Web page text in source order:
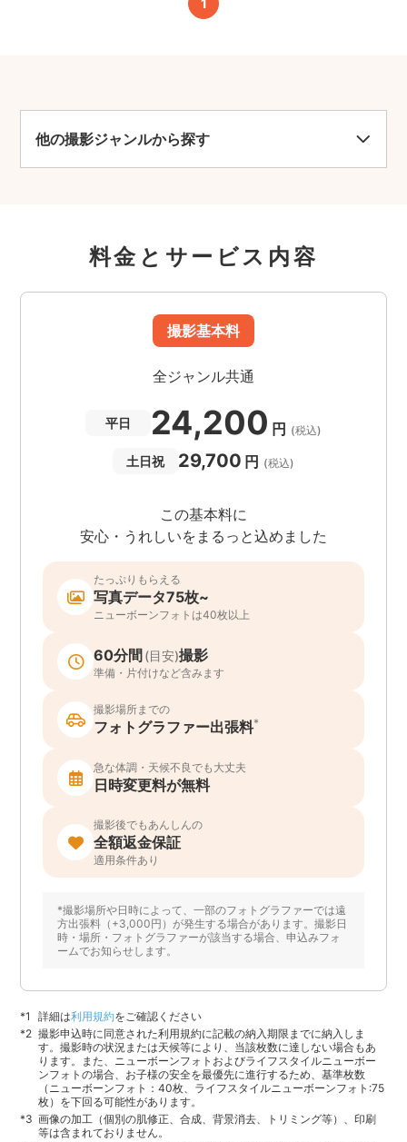
1
他の撮影ジャンルから探す
料金とサービス内容
撮影基本料
全ジャンル共通
平日 24,200 円 (税込)
土日祝 29,700 円 (税込)
この基本料に
安心・うれしいをまるっと込めました
たっぷりもらえる
写真データ75枚~
ニューボーンフォトは40枚以上
60分間(目安)撮影
準備・片付けなど含みます
撮影場所までの
フォトグラファー出張料*
急な体調・天候不良でも大丈夫
日時変更料が無料
撮影後でもあんしんの
全額返金保証
適用条件あり
*撮影場所や日時によって、一部のフォトグラファーでは遠
方出張料（+3,000円）が発生する場合があります。撮影日
時・場所・フォトグラファーが該当する場合、申込みフォ
ームでお知らせします。
詳細は利用規約をご確認ください
撮影申込時に同意された利用規約に記載の納入期限までに納入しま
す。撮影時の状況または天候等により、当該枚数に達しない場合もあ
ります。また、ニューボーンフォトおよびライフスタイルニューボー
ンフォトの場合、お子様の安全を最優先に進行するため、基準枚数
（ニューボーンフォト：40枚、ライフスタイルニューボーンフォト:75
枚）を下回る可能性があります。
画像の加工（個別の肌修正、合成、背景消去、トリミング等）、印刷
等は含まれておりません。